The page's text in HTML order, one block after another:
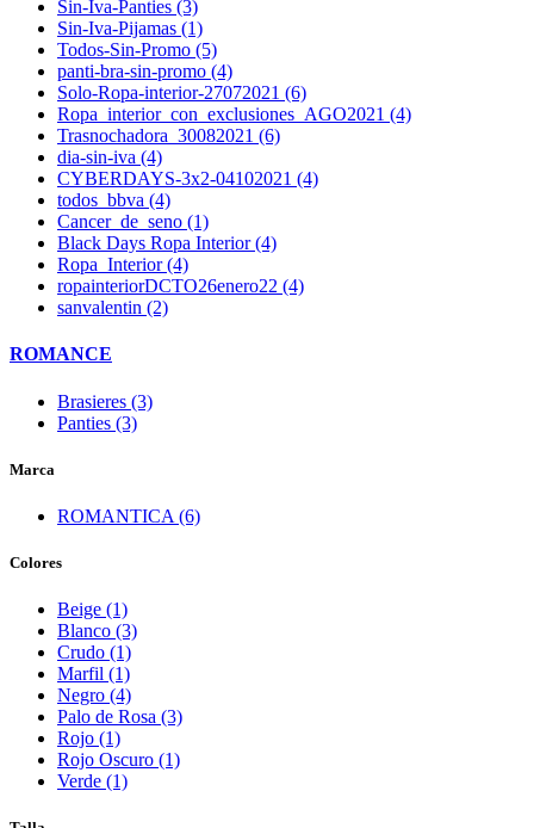
Sin-Iva-Panties (3)
Sin-Iva-Pijamas (1)
Todos-Sin-Promo (5)
panti-bra-sin-promo (4)
Solo-Ropa-interior-27072021 (6)
Ropa_interior_con_exclusiones_AGO2021 (4)
Trasnochadora_30082021 (6)
dia-sin-iva (4)
CYBERDAYS-3x2-04102021 (4)
todos_bbva (4)
Cancer_de_seno (1)
Black Days Ropa Interior (4)
Ropa_Interior (4)
ropainteriorDCTO26enero22 (4)
sanvalentin (2)
ROMANCE
Brasieres (3)
Panties (3)
Marca
ROMANTICA (6)
Colores
Beige (1)
Blanco (3)
Crudo (1)
Marfil (1)
Negro (4)
Palo de Rosa (3)
Rojo (1)
Rojo Oscuro (1)
Verde (1)